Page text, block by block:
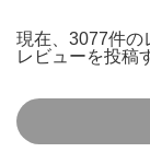
現在、3077件の
レビューを投稿